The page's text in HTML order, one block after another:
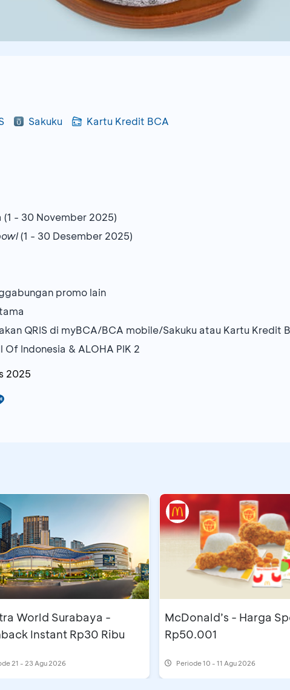
Sakuku Kartu Kredit BCA
- 30 November 2025)
(1 - 30 Desember 2025)
promo lain
QRIS di myBCA/BCA mobile/Sakuku atau Kartu Kredit
Indonesia & ALOHA PIK 2
2025
World Surabaya -
Instant Rp30 Ribu
21 - 23 Agu 2026
McDonald’s - Harga
Rp50.001
Periode10 - 11 Agu 2026